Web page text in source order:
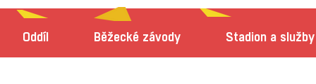
Oddíl Běžecké závody Stadion a služby